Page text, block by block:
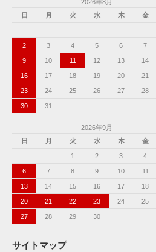
2026年8月
日
月 火 水 木 金
2 3 4 5 6 7
9 10 11 12 13 14
16 17 18 19 20 21
23 24 25 26 27 28
30 31
2026年9月
日
月 火 水 木 金
1 2 3 4
6 7 8 9 10 11
13 14 15 16 17 18
20 21 22 23 24 25
27 28 29 30
サイトマップ